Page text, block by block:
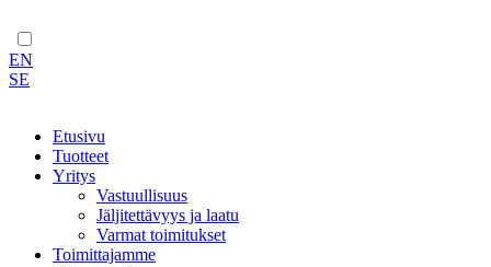
EN
SE
Etusivu
Tuotteet
Yritys
Vastuullisuus
Jäljitettävyys ja laatu
Varmat toimitukset
Toimittajamme